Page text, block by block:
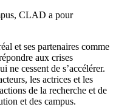
CLAD a pour
et ses partenaires comme
aux crises
ne cessent de s’accélérer.
les actrices et les
de la recherche et de
et des campus.